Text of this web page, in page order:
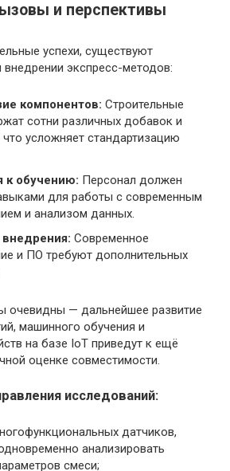
и перспективы
успехи, существуют
экспресс-методов:
компонентов: Строительные
сотни различных добавок и
что усложняет стандартизацию
к обучению: Персонал должен
для работы с современным
и анализом данных.
Современное
и ПО требуют дополнительных
очевидны — дальнейшее развитие
машинного обучения и
на базе IoT приведут к ещё
оценке совместимости.
исследований:
датчиков,
анализировать
смеси;